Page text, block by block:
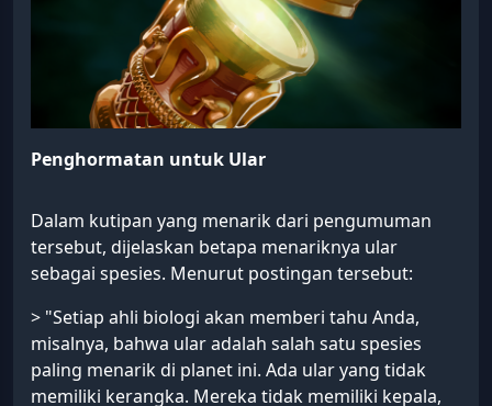
Penghormatan untuk Ular
Dalam kutipan yang menarik dari pengumuman
tersebut, dijelaskan betapa menariknya ular
sebagai spesies. Menurut postingan tersebut:
> "Setiap ahli biologi akan memberi tahu Anda,
misalnya, bahwa ular adalah salah satu spesies
paling menarik di planet ini. Ada ular yang tidak
memiliki kerangka. Mereka tidak memiliki kepala,